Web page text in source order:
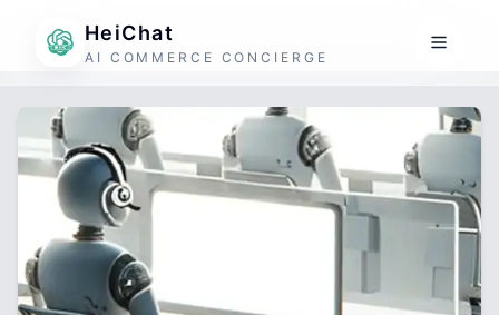
HeiChat
AI COMMERCE CONCIERGE